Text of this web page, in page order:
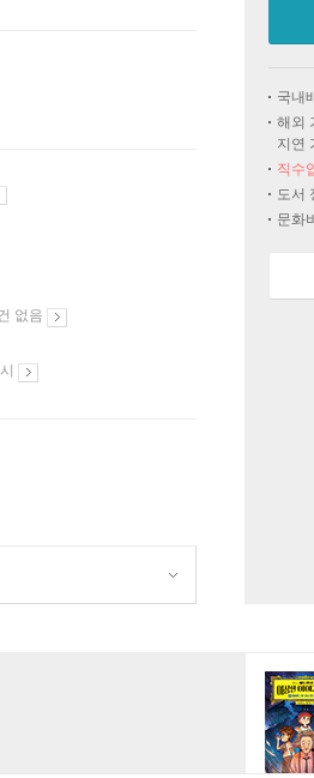
없음
국내
해외
지연
직수
도서
문화